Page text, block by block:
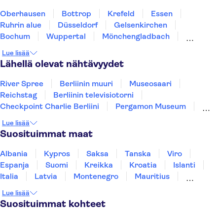
Oberhausen Bottrop Krefeld
Essen
Ruhrin alue
Düsseldorf
Gelsenkirchen
Bochum
Wuppertal
Mönchengladbach
Lue lisää
Lähellä olevat nähtävyydet
River Spree Berliinin muuri
Museosaari
Reichstag
Berliinin televisiotorni
Checkpoint Charlie Berliini
Pergamon Museum
Alexanderplatz
Elbphilharmonie
East Berlin
HafenCity
Lue lisää
Suosituimmat maat
Albania Kypros Saksa Tanska
Viro
Espanja
Suomi Kreikka Kroatia
Islanti
Italia
Latvia Montenegro
Mauritius
Thaimaa
Turkki
Lue lisää
Suosituimmat kohteet